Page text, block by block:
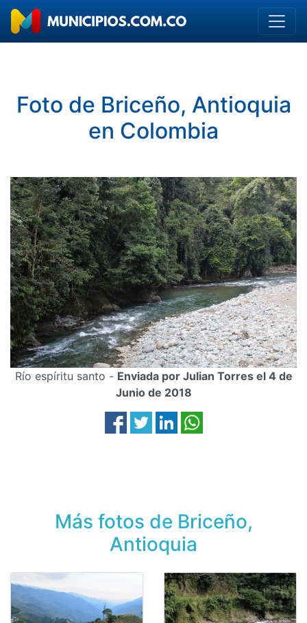
Foto de Briceño, Antioquia
en Colombia
Río espíritu santo - Enviada por Julian Torres el 4 de
Junio de 2018
Más fotos de Briceño,
Antioquia